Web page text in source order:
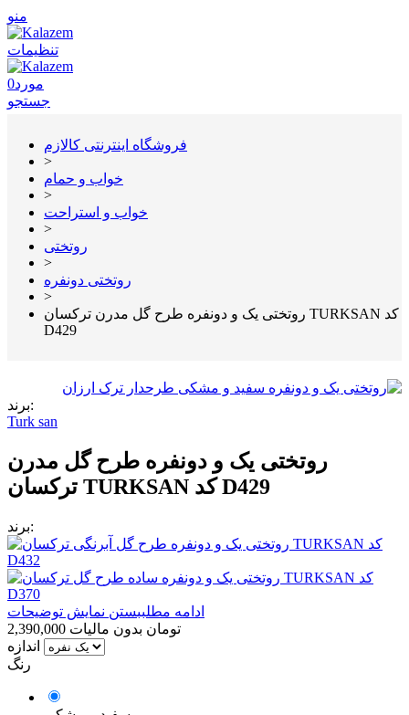
منو
تنظیمات
0مورد
جستجو
فروشگاه اینترنتی کالازم
>
خواب و حمام
>
خواب و استراحت
>
روتختی
>
روتختی دونفره
>
روتختی یک و دونفره طرح گل مدرن ترکسان TURKSAN کد
D429
برند:
Turk san
روتختی یک و دونفره طرح گل مدرن
ترکسان TURKSAN کد D429
برند:
ادامه مطلببستن نمایش توضیحات
2,390,000 تومان بدون مالیات
اندازه
رنگ